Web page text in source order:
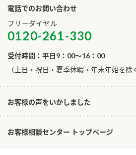
電話でのお問い合わせ
フリーダイヤル
0120-261-330
受付時間：平日9：00～16：00
（土日・祝日・夏季休暇・年末年始を除
お客様の声をいかしました
お客様相談センター トップページ